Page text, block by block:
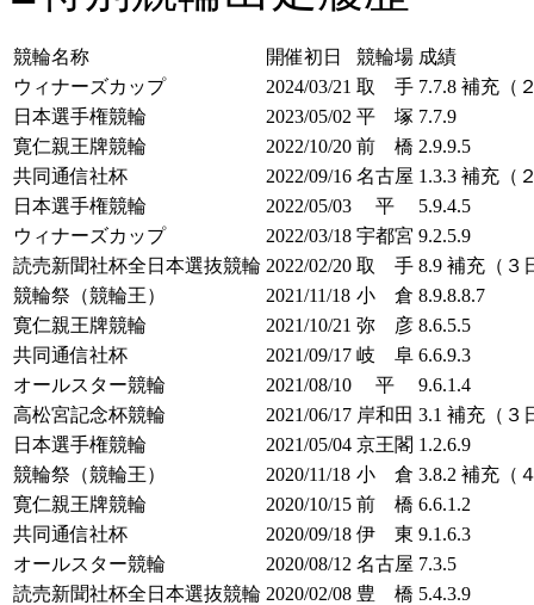
競輪名称 開催初日 競輪場 成績
ウィナーズカップ
2024/03/21 取 手 7.7.8 補充（
日本選手権競輪
2023/05/02 平 塚 7.7.9
寛仁親王牌競輪
2022/10/20 前 橋 2.9.9.5
共同通信社杯
2022/09/16 名古屋 1.3.3 補充（
日本選手権競輪
2022/05/03 平
5.9.4.5
ウィナーズカップ
2022/03/18 宇都宮 9.2.5.9
読売新聞社杯全日本選抜競輪 2022/02/20 取 手 8.9 補充（３
競輪祭（競輪王）
2021/11/18 小 倉 8.9.8.8.7
寛仁親王牌競輪
2021/10/21 弥 彦 8.6.5.5
共同通信社杯
2021/09/17 岐 阜 6.6.9.3
オールスター競輪
2021/08/10 平
9.6.1.4
高松宮記念杯競輪
2021/06/17 岸和田 3.1 補充（３
日本選手権競輪
2021/05/04 京王閣 1.2.6.9
競輪祭（競輪王）
2020/11/18 小 倉 3.8.2 補充（
寛仁親王牌競輪
2020/10/15 前 橋 6.6.1.2
共同通信社杯
2020/09/18 伊 東 9.1.6.3
オールスター競輪
2020/08/12 名古屋 7.3.5
読売新聞社杯全日本選抜競輪 2020/02/08 豊 橋 5.4.3.9